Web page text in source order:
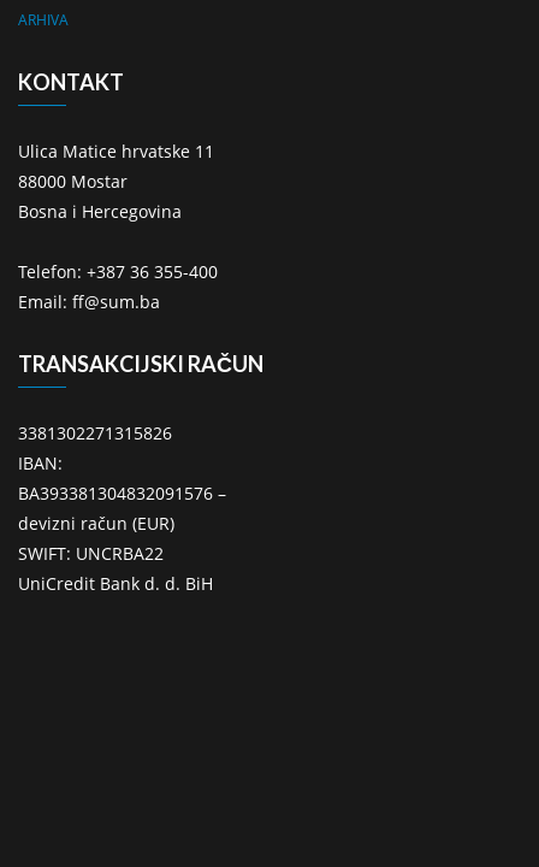
ARHIVA
KONTAKT
Ulica Matice hrvatske 11
88000 Mostar
Bosna i Hercegovina
Telefon: +387 36 355-400
Email: ff@sum.ba
TRANSAKCIJSKI RAČUN
3381302271315826
IBAN:
BA393381304832091576 –
devizni račun (EUR)
SWIFT: UNCRBA22
UniCredit Bank d. d. BiH